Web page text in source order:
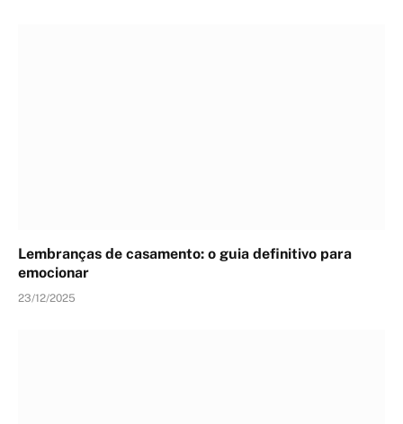
Lembranças de casamento: o guia definitivo para
emocionar
23/12/2025